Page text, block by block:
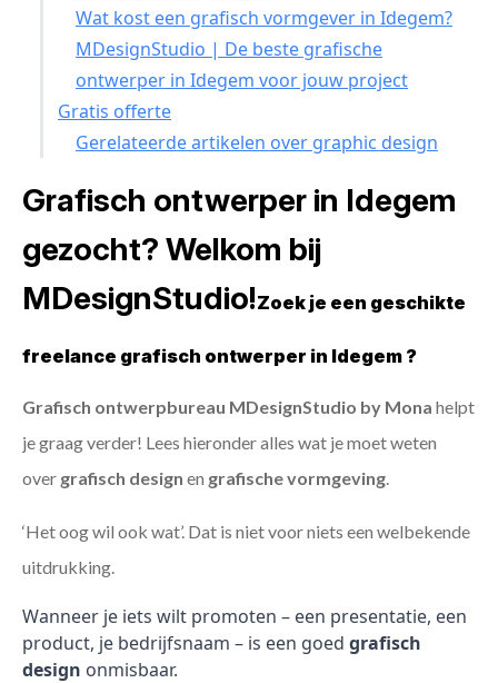
Wat kost een grafisch vormgever in Idegem?
MDesignStudio | De beste grafische
ontwerper in Idegem voor jouw project
Gratis offerte
Gerelateerde artikelen over graphic design
Grafisch ontwerper in Idegem
gezocht? Welkom bij
MDesignStudio!Zoek je een geschikte
freelance grafisch ontwerper in Idegem ?
Grafisch ontwerpbureau MDesignStudio by Mona helpt
je graag verder! Lees hieronder alles wat je moet weten
over grafisch design en grafische vormgeving
‘Het oog wil ook wat’. Dat is niet voor niets een welbekende
uitdrukking.
Wanneer je iets wilt promoten – een presentatie, een
product, je bedrijfsnaam – is een goed grafisch
design onmisbaar.